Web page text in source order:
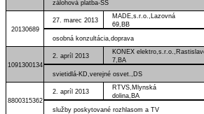
zálohová platba-SS
20130689
27. marec 2013
MADE,s.r.o.,Lazovná
69,BB
osobná konzultácia,doprava
1091300134
2. apríl 2013
KONEX
7,BA
svietidlá-KD,verejné osvet.,DS
8800315362
2. apríl 2013
RTVS,Mlynská
dolina,BA
služby poskytované rozhlasom a TV